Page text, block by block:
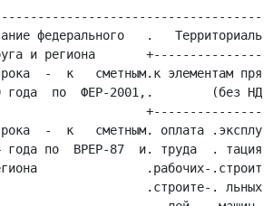
. 86,99  . 98,07  . 89,39  . 87,47  .
+-----+------------------------------+--------+--------+--------+--------.
.  4  .Воронежская область           .  6,784 .  3,809 .  3,213 .  3,89  .
.     .                              +--------+--------+--------+--------.
.     .                              .100,90  . 95,06  . 83,74  . 86,18  .
+-----+------------------------------+--------+--------+--------+--------.
.  5  .Ивановская область            .  5,654 .  4,368 .  3,838 .  4,129 .
.     .                              +--------+--------+--------+--------.
.     .                              . 96,26  . 93,06  . 86,57  . 87,12  .
+-----+------------------------------+--------+--------+--------+--------.
.  6  .Калужская область             .  6,634 .  5,485 .  3,303 .  4,014 .
.     .                              +--------+--------+--------+--------.
.     .                              .102,06  . 93,06  . 78,10  . 82,28  .
+-----+------------------------------+--------+--------+--------+--------.
.  7  .Костромская область           .  6,634 .  3,809 .  3,303 .  3,922 .
.     .                              +--------+--------+--------+--------.
.     .                              . 95,10  . 97,06  . 81,86  . 83,74  .
+-----+------------------------------+--------+--------+--------+--------.
.  8  .Курская область               .  5,880 .  4,063 .  3,213 .  3,717 .
.     .                              +--------+--------+--------+--------.
.     .                              . 96,26  . 93,06  . 90,33  . 89,81  .
+-----+------------------------------+--------+--------+--------+--------.
.  9  .Липецкая область              .  7,387 .  4,165 .  3,213 .  4,035 .
.     .                              +--------+--------+--------+--------.
.     .                              . 89,30  . 93,06  . 81,86  . 82,30  .
+-----+------------------------------+--------+--------+--------+--------.
.  10 .Московская область            .  7,689 .  5,282 .  3,436 .  4,317 .
.     .                              +--------+--------+--------+--------.
.     .                              .110,1 8 .101,07  . 89,39  . 92,49  .
+-----+------------------------------+--------+--------+--------+--------.
.  11 .Орловская область             .  6,784 .  4,063 .  3,213 .  3,904 .
.     .                              +--------+--------+--------+--------.
.     .                              .100,90  . 89,06  . 77,16  . 81,15  .
+-----+------------------------------+--------+--------+--------+--------.
.  12 .Рязанская область             .  6,86  .  4,368 .  3,303 .  4,000 .
.     .                              +--------+--------+--------+--------.
.     .                              . 84,67  . 97,06  . 83,74  . 82,89  .
+-----+------------------------------+--------+--------+--------+--------.
.  13 .Смоленская область            .  6,784 .  4,673 .  3,570 .  4,191 .
.     .                              +--------+--------+--------+--------.
.     .                              . 84,67  . 92,06  . 85,62  . 83,96  .
+-----+------------------------------+--------+--------+--------+--------.
.  14 .Тамбовская область            .  5,880 .  4,470 .  3,347 .  3,834 .
.     .                              +--------+--------+--------+--------.
.     .                              . 84,67  . 96,06  . 89,39  . 86,87  .
+-----+------------------------------+--------+--------+--------+--------.
.  15 .Тверская область              .  7,689 .  4,673 .  3,615 .  4,410 .
.     .                              +--------+--------+--------+--------.
.     .                              .111,34  . 99,07  . 88,45  . 91,95  .
+-----+------------------------------+--------+--------+--------+--------.
.  16 .Тульская область              .  6,332 .  5,485 .  4,017 .  4,457 .
.     .                              +--------+--------+--------+--------.
.     .                              . 92,78  . 108,07 . 84,68  . 85,87  .
+-----+------------------------------+--------+--------+--------+--------.
.  17 .Ярославская область           .  6,709 .  4,470 .  3,436 .  4,069 .
.     .                              +--------+--------+--------+--------.
.     .                              .103,22  . 88,06  . 88,45  . 89,64  .
+-----+------------------------------+--------+--------+--------+--------.
.  18 .г. Москва                     .  8,868 .  5,689 .  4,731 .  5,500 .
.     .                              +--------+--------+--------+--------.
.     .                              .130,28  . 99,07  . 99,74  .103,98  .
+-----+------------------------------+--------+--------+--------+--------.
.  17 .2. Северо-Западный федеральный.  8,443 .  5,333 .  4,552 .  5,266 .
.     .округ, в среднем              .        .        .        .        .
.     .                              +--------+--------+--------+--------.
.     .                              .107,86  .101,07  . 93,15  .